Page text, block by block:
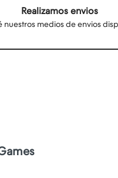
Realizamos envios
nuestros medios de envios